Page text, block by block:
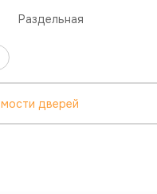
Раздельная